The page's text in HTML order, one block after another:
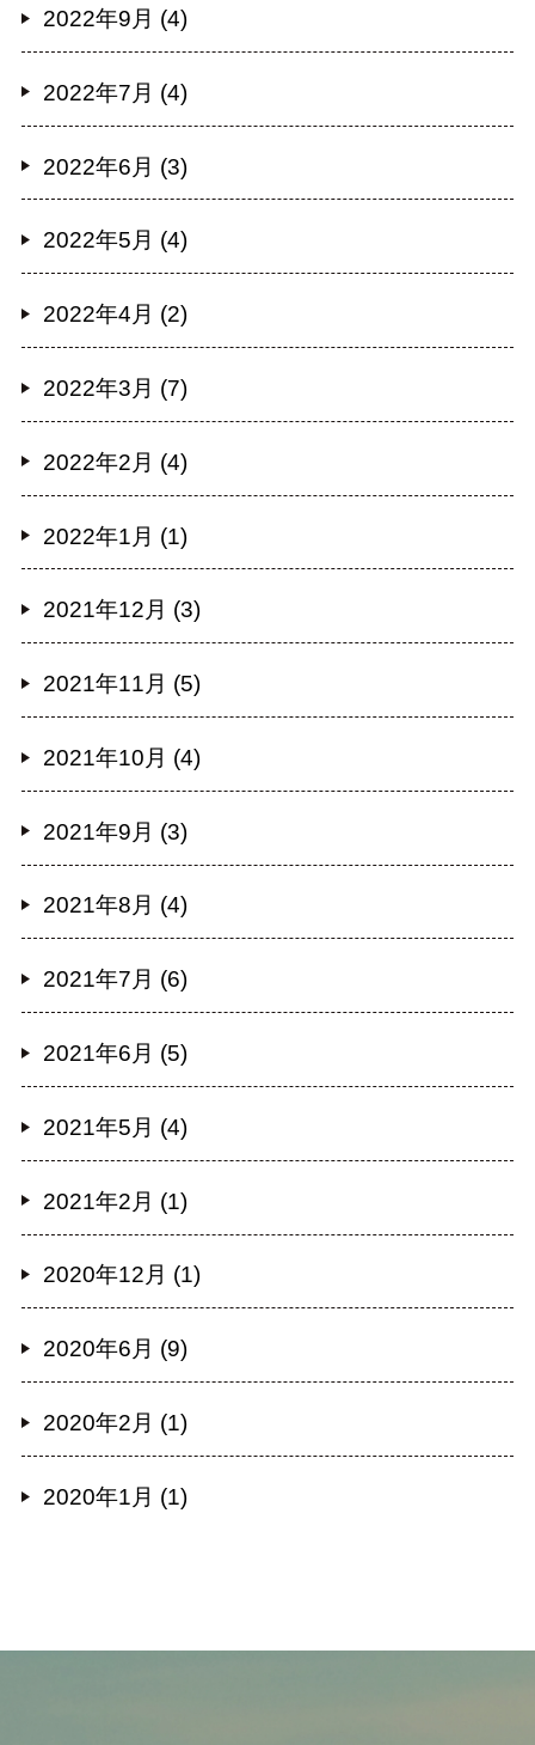
2022年9月 (4)
2022年7月 (4)
2022年6月 (3)
2022年5月 (4)
2022年4月 (2)
2022年3月 (7)
2022年2月 (4)
2022年1月 (1)
2021年12月 (3)
2021年11月 (5)
2021年10月 (4)
2021年9月 (3)
2021年8月 (4)
2021年7月 (6)
2021年6月 (5)
2021年5月 (4)
2021年2月 (1)
2020年12月 (1)
2020年6月 (9)
2020年2月 (1)
2020年1月 (1)